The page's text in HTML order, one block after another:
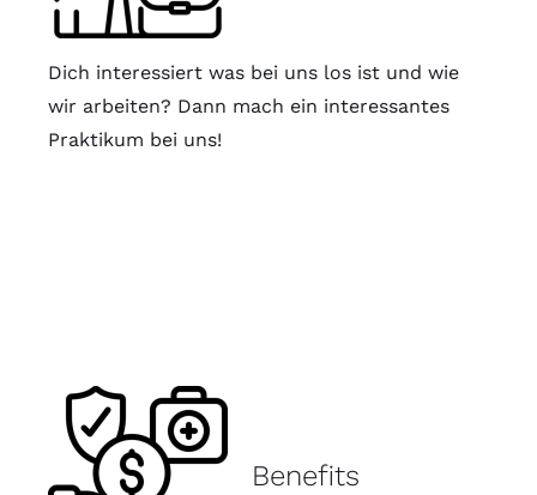
Dich interessiert was bei uns los ist und wie
wir arbeiten? Dann mach ein interessantes
Praktikum bei uns!
Benefits